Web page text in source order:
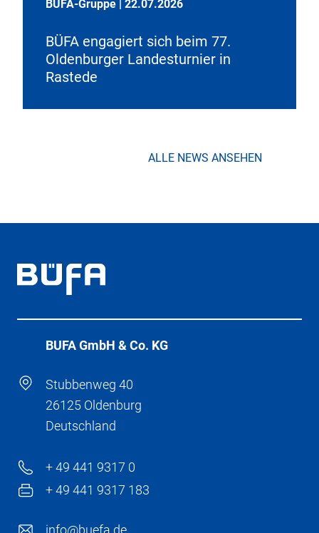
BÜFA-Gruppe | 22.07.2026
BÜFA engagiert sich beim 77.
Oldenburger Landesturnier in
Rastede
ALLE NEWS ANSEHEN
BÜFA GmbH & Co. KG
Stubbenweg 40
26125 Oldenburg
Deutschland
+ 49 441 9317 0
+ 49 441 9317 183
info@buefa.de